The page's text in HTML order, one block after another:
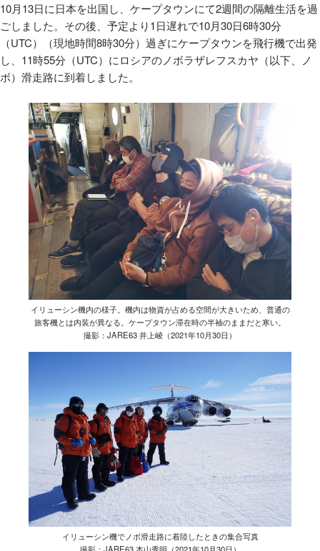
10月13日に日本を出国し、ケープタウンにて2週間の隔離生活を過
ごしました。その後、予定より1日遅れで10月30日6時30分
（UTC）（現地時間8時30分）過ぎにケープタウンを飛行機で出発
し、 11時55分（UTC）にロシアのノボラザレフスカヤ（以下、ノ
ボ）滑走路に到着しました。
イリューシン機内の様子。機内は物資が占める空間が大きいため、普通の
旅客機とは内装が異なる。ケープタウン滞在時の半袖のままだと寒い。
撮影：JARE63 井上崚（2021年10月30日）
イリューシン機でノボ滑走路に着陸したときの集合写真